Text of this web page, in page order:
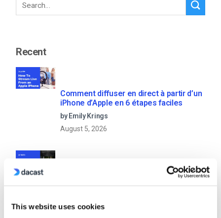
This website uses cookies
Recent
Comment diffuser en direct à partir d’un
iPhone d’Apple en 6 étapes faciles
by Emily Krings
August 5, 2026
OTT Full Form – Le présent et l’avenir
des médias en continu